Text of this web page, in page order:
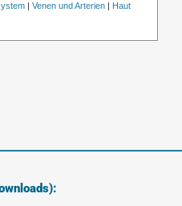
| Venen und Arterien| Haut